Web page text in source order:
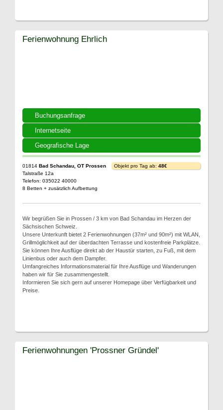
Buchungsanfrage
Internetseite
Geografische Lage
Ferienwohnung Ehrlich
01814 Bad Schandau, OT Prossen
Talstraße 12a
Telefon: 035022 40000
8 Betten + zusätzlich Aufbettung
Objekt pro Tag ab: 48€
Wir begrüßen Sie in Prossen / 3 km von Bad Schandau im Herzen der
Sächsischen Schweiz.
Unsere Unterkunft bietet 2 Ferienwohnungen (37m² und 90m²) mit WLAN,
Grillmöglichkeit auf der überdachten Terrasse und kostenfreie Parkplätze.
Sie können Ihre Ausflüge direkt ab der Haustür starten, zu Fuß, mit dem
Linienbus oder auch dem Dampfer.
Umfangreiches Informationsmaterial für Ihre Ausflüge und Wanderungen
haben wir für Sie zusammengestellt.
Informieren Sie sich gern auf unserer Homepage über Verfügbarkeit und
Preise.
Ferienwohnungen 'Prossner Gründel'